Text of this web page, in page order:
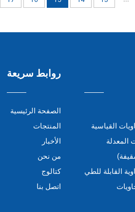
القياسية
المعدلة
القابلة للطي
روابط سريعة
الصفحة الرئيسية
المنتجات
الأخبار
من نحن
كتالوج
اتصل بنا